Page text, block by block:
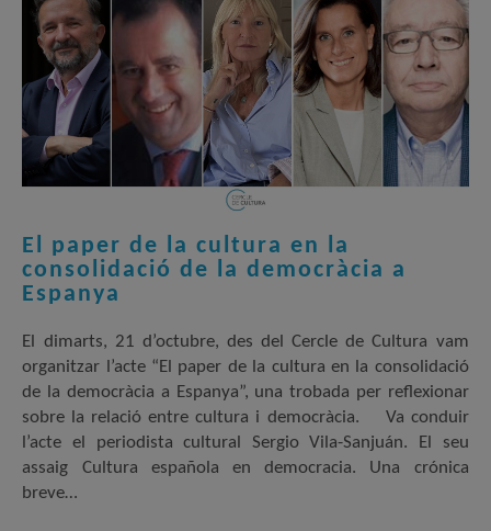
El paper de la cultura en la
consolidació de la democràcia a
Espanya
El dimarts, 21 d’octubre, des del Cercle de Cultura vam
organitzar l’acte “El paper de la cultura en la consolidació
de la democràcia a Espanya”, una trobada per reflexionar
sobre la relació entre cultura i democràcia. Va conduir
l’acte el periodista cultural Sergio Vila-Sanjuán. El seu
assaig Cultura española en democracia. Una crónica
breve…